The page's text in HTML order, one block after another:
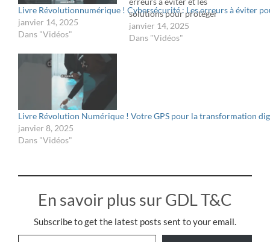
Livre Révolutionnumérique ! Cybersécurité : Les erreurs à éviter
janvier 14, 2025
Dans "Vidéos"
solutions pour protéger
votre entreprise !Une
cyberattaque peut frapper
maîtrisez les clés de la
janvier 14, 2025
Dans "Vidéos"
Livre Révolution Numérique ! Votre GPS pour la transformation
janvier 8, 2025
Dans "Vidéos"
En savoir plus sur GDL T&C
Subscribe to get the latest posts sent to your email.